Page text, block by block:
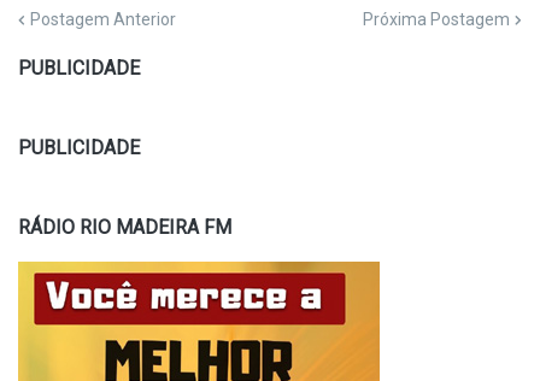
Postagem Anterior Próxima Postagem
PUBLICIDADE
PUBLICIDADE
RÁDIO RIO MADEIRA FM